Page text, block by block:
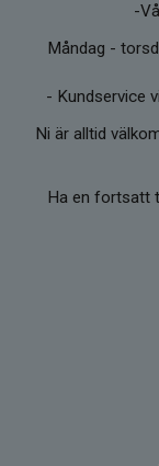
-
Måndag -
- Kundservice
Ni är alltid
Ha en fortsatt